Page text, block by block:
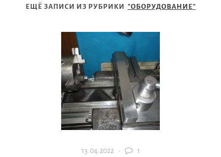
ЕЩЁ ЗАПИСИ ИЗ РУБРИКИ "ОБОРУДОВАНИЕ"
13.04.2022 · 1